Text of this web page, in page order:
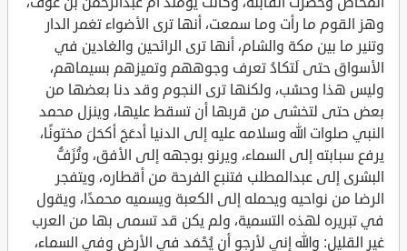
وهز القوم ما رأت وما سمعت، أنها ترى الأضواء تغمر الدار
وتنير ما بين مكة والشام، أنها ترى الرائحين والغادين في
الأسواق حتى لَتكادُ تعرف وجوههم وتميزهم بسيماهم،
وليس هذا وحسْب، ولكنها ترى النجوم وقد دنا بعضها من
بعض حتى لتخشى من قربها أن تسقط عليها، وينزل محمد
النبي صلوات الله وسلامه عليه إلى الدنيا أدعَجَ أكحَلَ مختونًا،
يرفع سبابته إلى السماء، ويرنو بوجهه إلى الأفق، وتُزَفُّ
البشرى إلى عبدالمطلب فتنبع الفرحة من أقطاره، ويتفجر
الرضا من نواحيه ويحمله إلى الكعبة ويسميه محمدًا، ويقول
في تبريره لهذه التسمية، ولم يكن قد تسمى بها من العرب
غير القليل: والله إني لأرجو أن يُحْمَد في الأرض وفي السماء،